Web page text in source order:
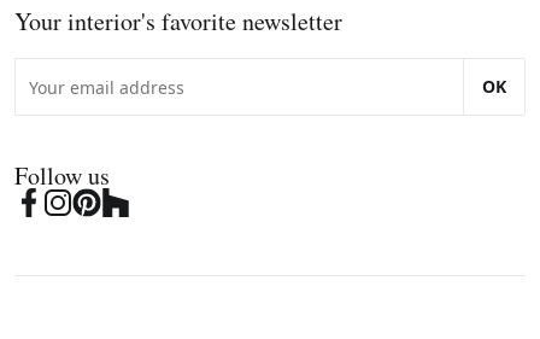
Your interior's favorite newsletter
OK
Follow us